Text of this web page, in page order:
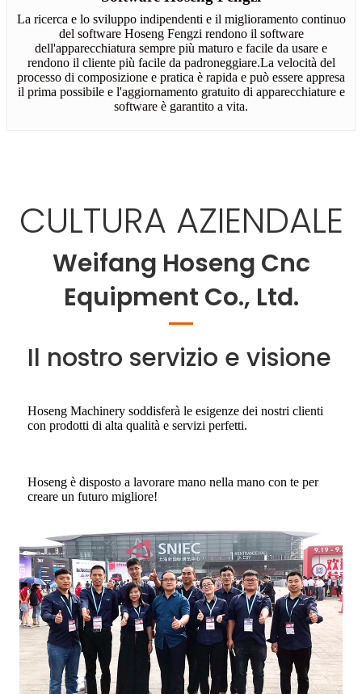
La ricerca e lo sviluppo indipendenti e il miglioramento continuo
del software Hoseng Fengzi rendono il software
dell'apparecchiatura sempre più maturo e facile da usare e
rendono il cliente più facile da padroneggiare.La velocità del
processo di composizione e pratica è rapida e può essere appresa
il prima possibile e l'aggiornamento gratuito di apparecchiature e
software è garantito a vita.
CULTURA AZIENDALE
Weifang Hoseng Cnc
Equipment Co., Ltd.
Il nostro servizio e visione
Hoseng Machinery soddisferà le esigenze dei nostri clienti
con prodotti di alta qualità e servizi perfetti.
Hoseng è disposto a lavorare mano nella mano con te per
creare un futuro migliore!